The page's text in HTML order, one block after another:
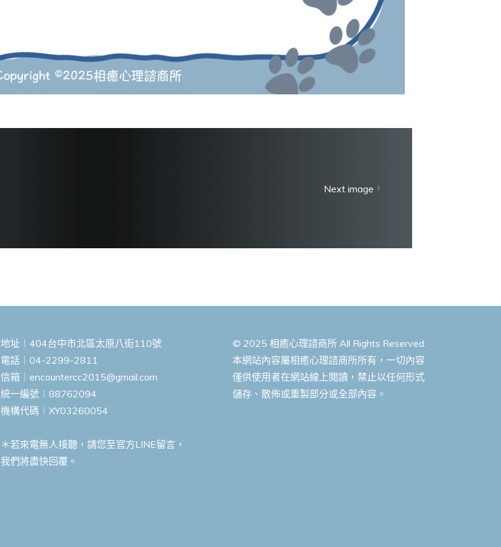
Next image
地址︱404台中市北區太原八街110號
電話︱04-2299-2811
信箱︱ encountercc2015@gmail.com
統一編號︱88762094
機構代碼︱XY03260054
＊若來電無人接聽，請您至官方LINE留言，
我們將盡快回覆。
© 2025 相癒心理諮商所 All Rights Reserved.
本網站內容屬相癒心理諮商所所有，一切內容
僅供使用者在網站線上閱讀，禁止以任何形式
儲存、散佈或重製部分或全部內容。